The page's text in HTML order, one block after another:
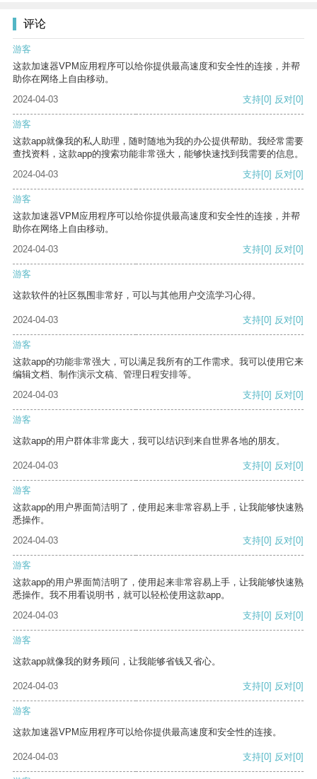
评论
游客
这款加速器VPM应用程序可以给你提供最高速度和安全性的连接，并帮
助你在网络上自由移动。
2024-04-03
支持[0] 反对[0]
游客
这款app就像我的私人助理，随时随地为我的办公提供帮助。我经常需要
查找资料，这款app的搜索功能非常强大，能够快速找到我需要的信息。
2024-04-03
支持[0] 反对[0]
游客
这款加速器VPM应用程序可以给你提供最高速度和安全性的连接，并帮
助你在网络上自由移动。
2024-04-03
支持[0] 反对[0]
游客
这款软件的社区氛围非常好，可以与其他用户交流学习心得。
2024-04-03 支持[0] 反对[0]
游客
这款app的功能非常强大，可以满足我所有的工作需求。我可以使用它来
编辑文档、制作演示文稿、管理日程安排等。
2024-04-03
支持[0] 反对[0]
游客
这款app的用户群体非常庞大，我可以结识到来自世界各地的朋友。
2024-04-03 支持[0] 反对[0]
游客
这款app的用户界面简洁明了，使用起来非常容易上手，让我能够快速熟
悉操作。
2024-04-03
支持[0] 反对[0]
游客
这款app的用户界面简洁明了，使用起来非常容易上手，让我能够快速熟
悉操作。我不用看说明书，就可以轻松使用这款app。
2024-04-03
支持[0] 反对[0]
游客
这款app就像我的财务顾问，让我能够省钱又省心。
2024-04-03 支持[0] 反对[0]
游客
这款加速器VPM应用程序可以给你提供最高速度和安全性的连接。
2024-04-03 支持[0] 反对[0]